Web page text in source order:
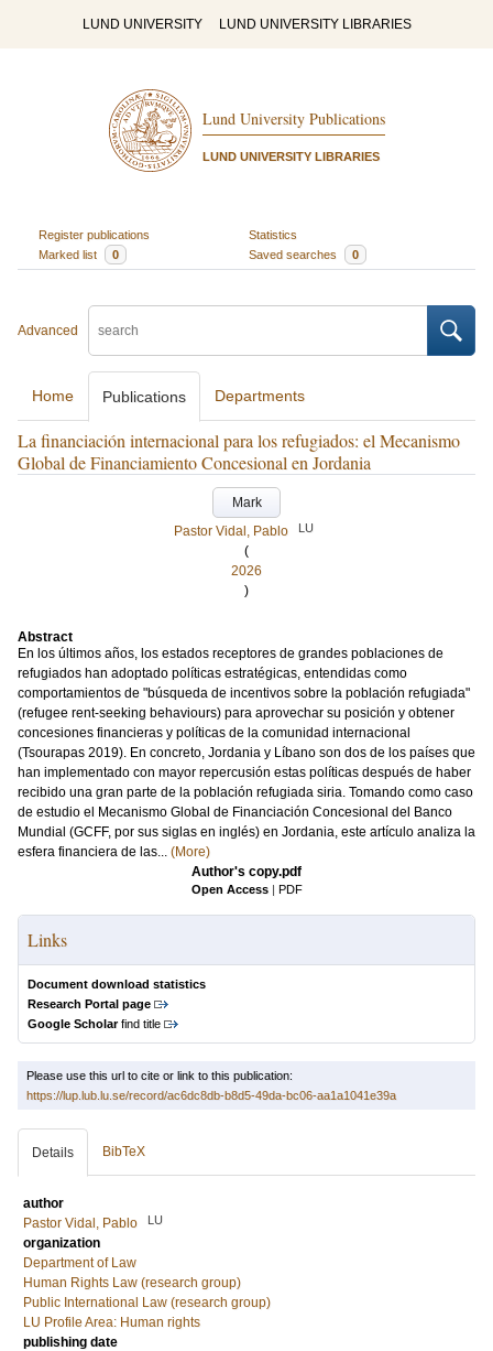
LUND UNIVERSITY LUND UNIVERSITY LIBRARIES
Lund University Publications
LUND UNIVERSITY LIBRARIES
Register publications
Statistics
Marked list
0 Saved searches 0
Advanced
Home Publications Departments
La financiación internacional para los refugiados: el Mecanismo
Global de Financiamiento Concesional en Jordania
Mark
Pastor Vidal, Pablo
LU
(
2026
)
Abstract
En los últimos años, los estados receptores de grandes poblaciones de
refugiados han adoptado políticas estratégicas, entendidas como
comportamientos de "búsqueda de incentivos sobre la población refugiada"
(refugee rent-seeking behaviours) para aprovechar su posición y obtener
concesiones financieras y políticas de la comunidad internacional
(Tsourapas 2019). En concreto, Jordania y Líbano son dos de los países que
han implementado con mayor repercusión estas políticas después de haber
recibido una gran parte de la población refugiada siria. Tomando como caso
de estudio el Mecanismo Global de Financiación Concesional del Banco
Mundial (GCFF, por sus siglas en inglés) en Jordania, este artículo analiza la
esfera financiera de las... (More)
Author's copy.pdf
Open Access | PDF
Links
Document download statistics
Research Portal page
Google Scholarfind title
Please use this url to cite or link to this publication:
https://lup.lub.lu.se/record/ac6dc8db-b8d5-49da-bc06-aa1a1041e39a
Details BibTeX
author
Pastor Vidal, Pablo
LU
organization
Department of Law
Human Rights Law (research group)
Public International Law (research group)
LU Profile Area: Human rights
publishing date